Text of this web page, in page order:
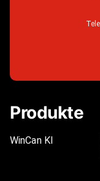
Produkte
WinCan KI